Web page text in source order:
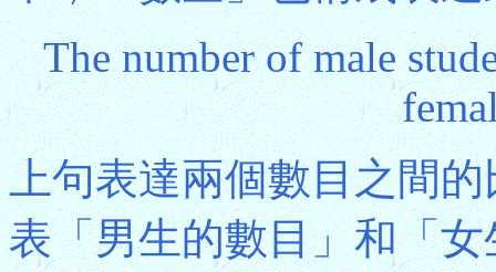
The number of male
上句表達兩個數目之間
表「男生的數目」和「